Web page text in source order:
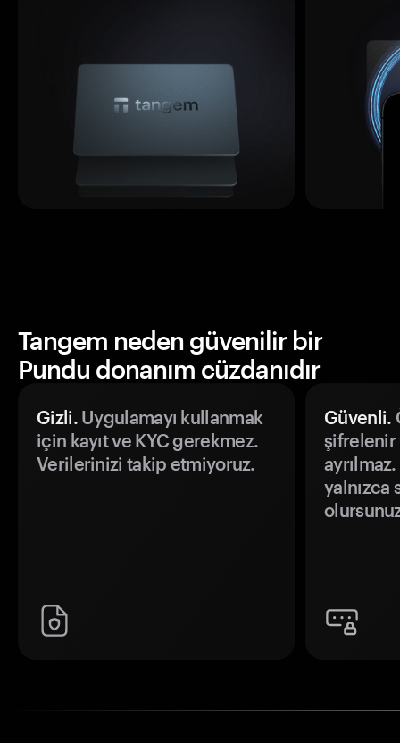
Tangem neden güvenilir bir
Pundu donanım cüzdanıdır
Gizli.Uygulamayı kullanmak
için kayıt ve KYC gerekmez.
Verilerinizi takip etmiyoruz.
Güvenli.
şifrelenir
yalnızca